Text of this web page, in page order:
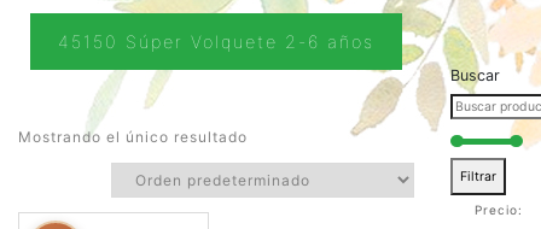
45150 Súper Volquete 2-6 años
Mostrando el único resultado
Buscar
Filtrar
Precio: